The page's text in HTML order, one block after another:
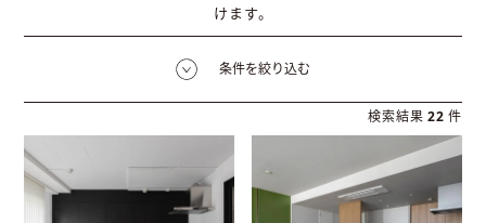
けます。
条件を絞り込む
検索結果 22 件